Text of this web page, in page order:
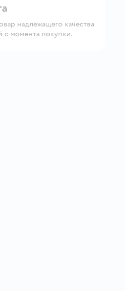
надлежащего качества
с момента покупки.